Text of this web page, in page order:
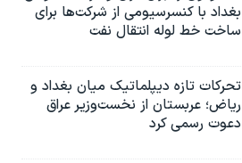
بغداد با کنسرسیومی از شرکت‌ها برای
ساخت خط لوله انتقال نفت
تحرکات تازه دیپلماتیک میان بغداد و
ریاض؛ عربستان از نخست‌وزیر عراق
دعوت رسمی کرد